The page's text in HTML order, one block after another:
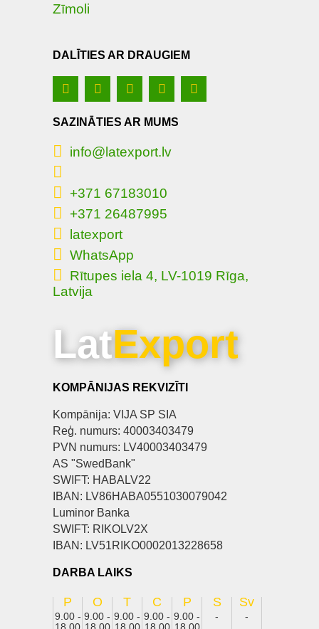
Zīmoli
DALĪTIES AR DRAUGIEM
SAZINĀTIES AR MUMS
info@latexport.lv
+371 67183010
+371 26487995
latexport
WhatsApp
Rītupes iela 4, LV-1019 Rīga,
Latvija
LatExport
KOMPĀNIJAS REKVIZĪTI
Kompānija: VIJA SP SIA
Reģ. numurs: 40003403479
PVN numurs: LV40003403479
AS "SwedBank"
SWIFT: HABALV22
IBAN: LV86HABA0551030079042
Luminor Banka
SWIFT: RIKOLV2X
IBAN: LV51RIKO0002013228658
DARBA LAIKS
P
9.00 -
O
9.00 -
T
9.00 -
C
9.00 -
P
9.00 -
S
-
Sv
-